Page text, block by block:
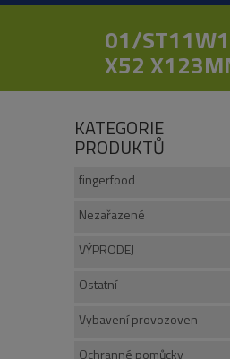
01/
X52
KATEGORIE
PRODUKTŮ
fingerfood
Nezařazené
VÝPRODEJ
Ostatní
Vybavení provozoven
Ochranné pomůcky